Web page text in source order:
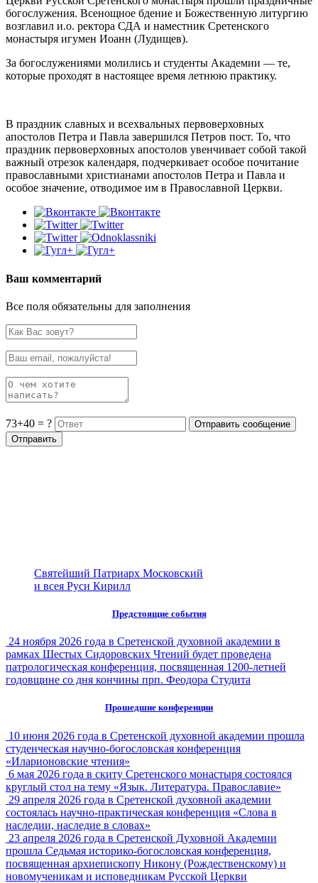
богослужения. Всенощное бдение и Божественную литургию
возглавил и.о. ректора СДА и наместник Сретенского
монастыря игумен Иоанн (Лудищев).
За богослужениями молились и студенты Академии — те,
которые проходят в настоящее время летнюю практику.
В праздник славных и всехвальных первоверховных
апостолов Петра и Павла завершился Петров пост. То, что
праздник первоверховных апостолов увенчивает собой такой
важный отрезок календаря, подчеркивает особое почитание
православными христианами апостолов Петра и Павла и
особое значение, отводимое им в Православной Церкви.
Ваш комментарий
Все поля обязательны для заполнения
73+40 = ?
Святейший Патриарх Московский
и всея Руси Кирилл
Предстоящие события
24 ноября 2026 года в Сретенской духовной академии в
рамках Шестых Сидоровских Чтений будет проведена
патрологическая конференция, посвященная 1200-летней
годовщине со дня кончины прп. Феодора Студита
Прошедшие конференции
10 июня 2026 года в Сретенской духовной академии прошла
студенческая научно-богословская конференция
«Иларионовские чтения»
6 мая 2026 года в скиту Сретенского монастыря состоялся
круглый стол на тему «Язык. Литература. Православие»
29 апреля 2026 года в Сретенской духовной академии
состоялась научно-практическая конференция «Слова в
наследии, наследие в словах»
23 апреля 2026 года в Сретенской Духовной Академии
прошла Седьмая историко-богословская конференция,
посвященная архиепископу Никону (Рождественскому) и
новомученикам и исповедникам Русской Церкви